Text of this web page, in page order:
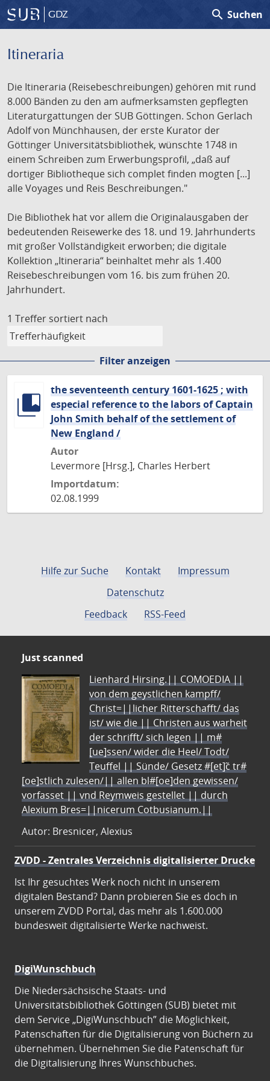
GDZ search Suchen
Itineraria
Die Itineraria (Reisebeschreibungen) gehören mit rund
8.000 Bänden zu den am aufmerksamsten gepflegten
Literaturgattungen der SUB Göttingen. Schon Gerlach
Adolf von Münchhausen, der erste Kurator der
Göttinger Universitätsbibliothek, wünschte 1748 in
einem Schreiben zum Erwerbungsprofil, „daß auf
dortiger Bibliotheque sich complet finden mogten [...]
alle Voyages und Reis Beschreibungen."
Die Bibliothek hat vor allem die Originalausgaben der
bedeutenden Reisewerke des 18. und 19. Jahrhunderts
mit großer Vollständigkeit erworben; die digitale
Kollektion „Itineraria“ beinhaltet mehr als 1.400
Reisebeschreibungen vom 16. bis zum frühen 20.
Jahrhundert.
1 Treffer sortiert nach
Filter anzeigen
the seventeenth century 1601-1625 ; with
especial reference to the labors of Captain
John Smith behalf of the settlement of
New England /
Autor
Levermore [Hrsg.], Charles Herbert
Importdatum:
02.08.1999
Hilfe zur Suche Kontakt
Impressum
Datenschutz
Feedback
RSS-Feed
Just scanned
Lienhard Hirsing.|| COMOEDIA ||
von dem geystlichen kampff/
Christ=||licher Ritterschafft/ das
ist/ wie die || Christen aus warheit
der schrifft/ sich legen || m#
[ue]ssen/ wider die Heel/ Todt/
Teuffel || Sünde/ Gesetz #[et]c̃ tr#
[oe]stlich zulesen/|| allen bl#[oe]den gewissen/
vorfasset || vnd Reymweis gestellet || durch
Alexium Bres=||nicerum Cotbusianum.||
Autor: Bresnicer, Alexius
ZVDD - Zentrales Verzeichnis digitalisierter Drucke
Ist Ihr gesuchtes Werk noch nicht in unserem
digitalen Bestand? Dann probieren Sie es doch in
unserem ZVDD Portal, das mehr als 1.600.000
bundesweit digitalisierte Werke nachweist.
DigiWunschbuch
Die Niedersächsische Staats- und
Universitätsbibliothek Göttingen (SUB) bietet mit
dem Service „DigiWunschbuch” die Möglichkeit,
Patenschaften für die Digitalisierung von Büchern zu
übernehmen. Übernehmen Sie die Patenschaft für
die Digitalisierung Ihres Wunschbuches.